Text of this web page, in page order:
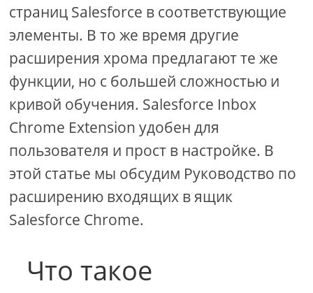
страниц Salesforce в соответствующие
элементы. В то же время другие
расширения хрома предлагают те же
функции, но с большей сложностью и
кривой обучения. Salesforce Inbox
Chrome Extension удобен для
пользователя и прост в настройке. В
этой статье мы обсудим Руководство по
расширению входящих в ящик
Salesforce Chrome.
Что такое